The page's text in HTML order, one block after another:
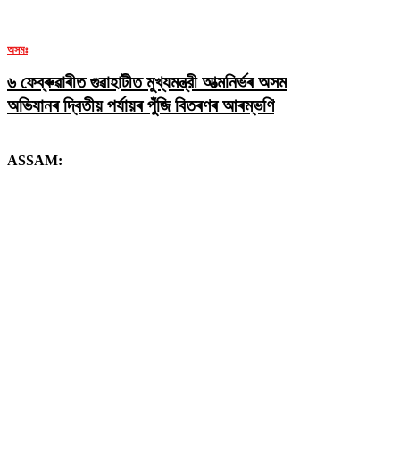
অসমঃ
৬ ফেব্ৰুৱাৰীত গুৱাহাটীত মুখ্যমন্ত্রী আত্মনিৰ্ভৰ অসম
অভিযানৰ দ্বিতীয় পৰ্যায়ৰ পুঁজি বিতৰণৰ আৰম্ভণি
ASSAM: